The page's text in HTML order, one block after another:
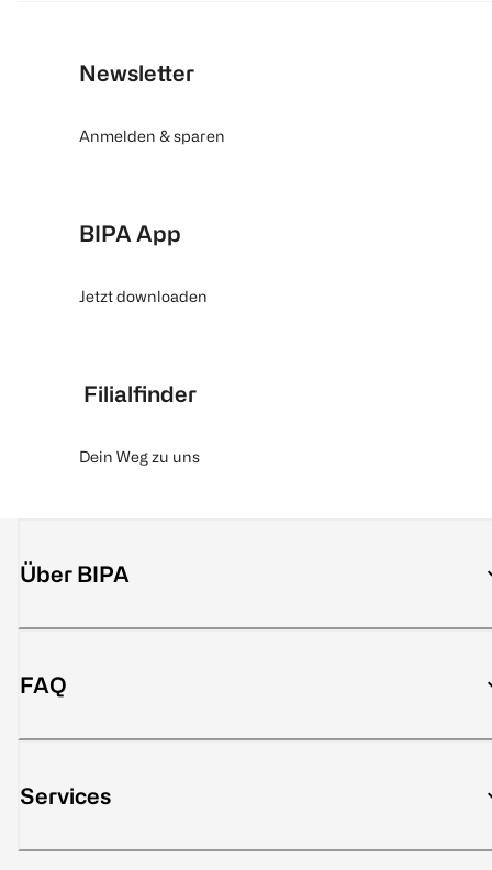
Newsletter
Anmelden & sparen
BIPA App
Jetzt downloaden
Filialfinder
Dein Weg zu uns
Über BIPA
FAQ
Services